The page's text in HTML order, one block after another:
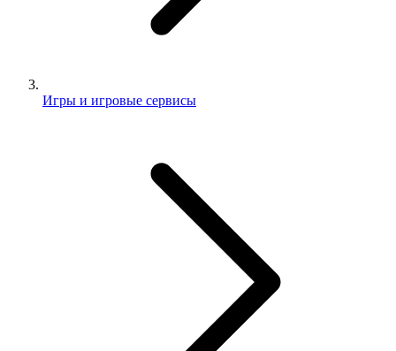
Игры и игровые сервисы